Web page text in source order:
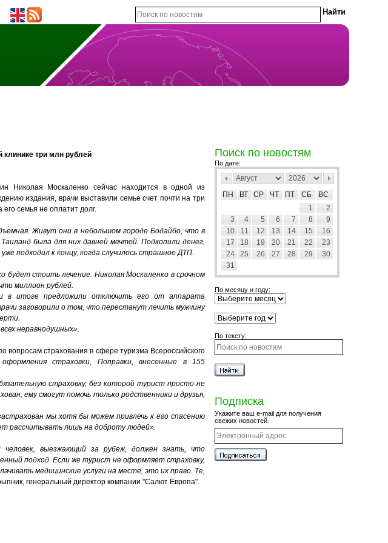
клинике три млн рублей
Николая Москаленко сейчас находится в одной из
издания, врачи выставили семье счет почти на три
семья не оплатит долг.
Живут они в небольшом городе Бодайбо, что в
была для них давней мечтой. Подкопили денег,
подходил к концу, когда случилось страшное ДТП.
будет стоить лечение. Николая Москаленко в срочном
миллион рублей.
в итоге предложили отключить его от аппарата
заговорили о том, что перестанут лечить мужчину
неравнодушных».
вопросам страхования в сфере туризма Всероссийского
страховки, Поправки, внесенные в 155
страховку, без которой турист просто не
ему смогут помочь только родственники и друзья,
мы хотя бы можем привлечь к его спасению
рассчитывать лишь на доброту людей».
выезжающий за рубеж, должен знать, что
подход. Если же турист не оформляет страховку,
медицинские услуги на месте, это их право. Те,
генеральный директор компании "Салют Европа".
Поиск по новостям
По дате:
ПН ВТ СР ЧТ ПТ СБ
ВС
1
2
3
4 5 6 7 8
9
10
11 12 13 14 15
16
17
18 19 20 21 22
23
24
25 26 27 28 29
30
31
По месяцу и году:
По тексту:
Подписка
Укажите ваш e-mail для получения
свежих новостей.